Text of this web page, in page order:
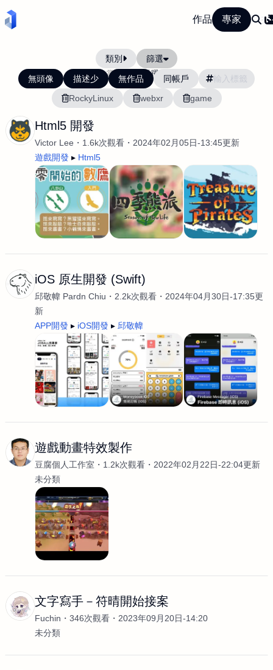
作品 專家
類別 篩選
當前排序: 活躍度
無頭像 描述少 無作品
同帳戶
RockyLinux
webxr game
Html5 開發
Victor Lee 1.6k次觀看
2024年02月05日-13:45更新
遊戲開發
Html5
iOS 原生開發 (Swift)
邱敬幃 Pardn Chiu 2.2k次觀看
2024年04月30日-17:35更
新
APP開發
iOS開發 邱敬幃
遊戲動畫特效製作
豆腐個人工作室 1.2k次觀看
2022年02月22日-22:04更新
未分類
文字寫手－符晴開始接案
Fuchin 346次觀看
2023年09月20日-14:20
未分類